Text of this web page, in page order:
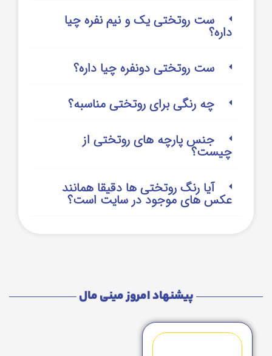
ست روتختی یک و نیم نفره چیا
داره؟
ست روتختی دونفره چیا داره؟
چه رنگی برای روتختی مناسبه؟
جنس پارچه های روتختی از
چیست؟
آیا رنگ روتختی ها دقیقا همانند
عکس های موجود در سایت است؟
پیشنهاد امروز مینی مال